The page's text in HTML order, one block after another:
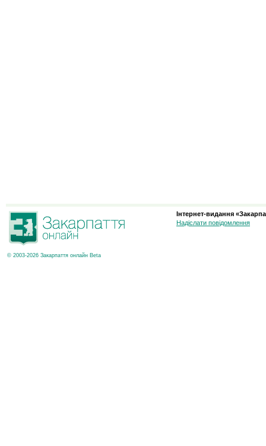
© 2003-2026 Закарпаття онлайн Beta
Інтернет-видання
Надіслати повідомлення